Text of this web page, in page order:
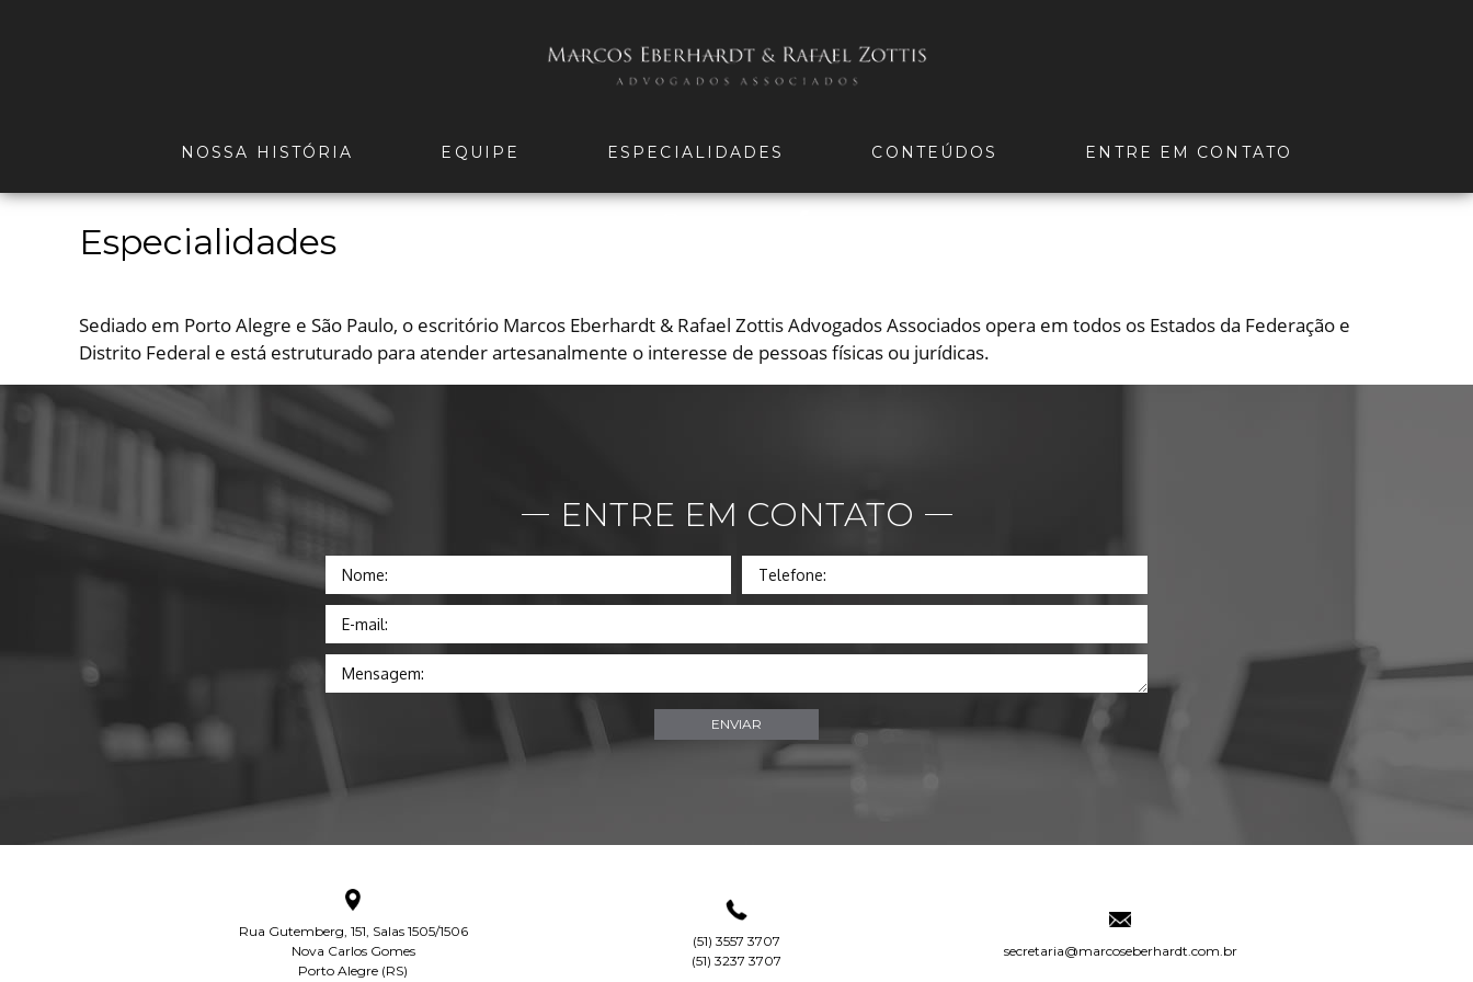
NOSSA HISTÓRIA EQUIPE ESPECIALIDADES CONTEÚDOS ENTRE EM CONTATO
Especialidades
Sediado em Porto Alegre e São Paulo, o escritório Marcos Eberhardt & Rafael Zottis Advogados Associados opera em todos os Estados da Federação e
Distrito Federal e está estruturado para atender artesanalmente o interesse de pessoas físicas ou jurídicas.
ENTRE EM CONTATO
Nome: Telefone:
E-mail:
Mensagem:
Rua Gutemberg, 151, Salas 1505/1506
Nova Carlos Gomes
Porto Alegre (RS)
(51) 3557 3707
(51) 3237 3707
secretaria@marcoseberhardt.com.br